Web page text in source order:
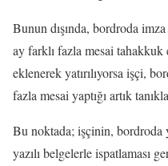
Bunun dışında, bordroda
ay farklı fazla mesai
eklenerek yatırılıyorsa işçi,
fazla mesai yaptığı artık
Bu noktada; işçinin, bordroda
yazılı belgelerle ispatlaması